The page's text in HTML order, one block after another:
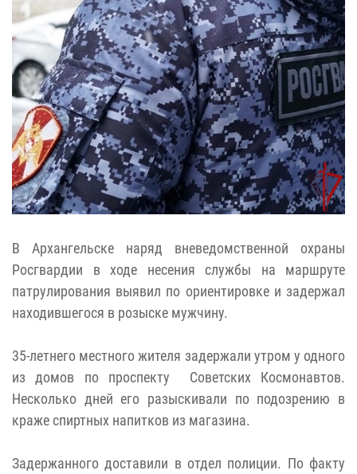
В Архангельске наряд вневедомственной охраны
Росгвардии в ходе несения службы на маршруте
патрулирования выявил по ориентировке и задержал
находившегося в розыске мужчину.
35-летнего местного жителя задержали утром у одного
из домов по проспекту Советских Космонавтов.
Несколько дней его разыскивали по подозрению в
краже спиртных напитков из магазина.
Задержанного доставили в отдел полиции. По факту